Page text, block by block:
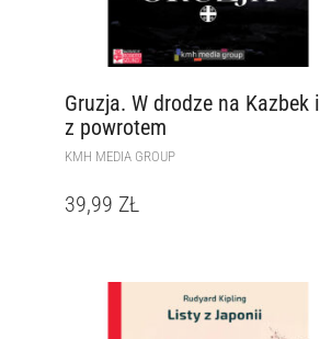
Gruzja. W drodze na Kazbek i
z powrotem
KMH MEDIA GROUP
39,99 ZŁ